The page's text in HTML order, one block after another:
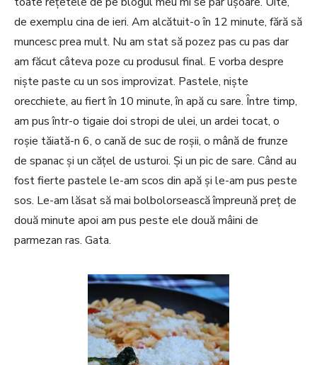
de exemplu cina de ieri. Am alcătuit-o în 12 minute, fără să
muncesc prea mult. Nu am stat să pozez pas cu pas dar
am făcut câteva poze cu produsul final. E vorba despre
niște paste cu un sos improvizat. Pastele, niște
orecchiete, au fiert în 10 minute, în apă cu sare. Între timp,
am pus într-o tigaie doi stropi de ulei, un ardei tocat, o
roșie tăiată-n 6, o cană de suc de roșii, o mână de frunze
de spanac și un cățel de usturoi. Și un pic de sare. Când au
fost fierte pastele le-am scos din apă și le-am pus peste
sos. Le-am lăsat să mai bolbolorsească împreună preț de
două minute apoi am pus peste ele două mâini de
parmezan ras. Gata.